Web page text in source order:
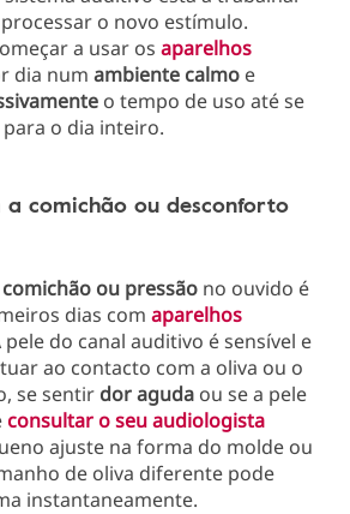
o novo estímulo.
a usar os aparelhos
dia num ambiente calmo e
o tempo de uso até se
o dia inteiro.
comichão ou desconforto
comichão ou pressão no ouvido é
dias com aparelhos
pele do canal auditivo é sensível e
ao contacto com a oliva ou o
se sentir dor aguda ou se a pele
consultar o seuaudiologista
ajuste na forma do molde ou
de oliva diferente pode
instantaneamente.